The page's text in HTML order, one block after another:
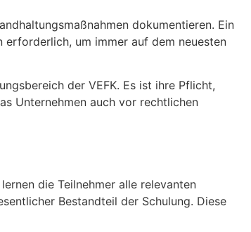
dokumentieren. Ein
um immer auf dem neuesten
der VEFK. Es ist ihre Pflicht,
Unternehmen auch vor rechtlichen
die Teilnehmer alle relevanten
Bestandteil der Schulung. Diese